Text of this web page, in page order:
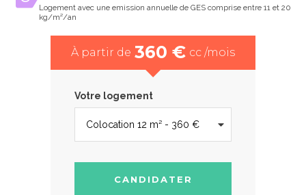
Logement avec une emission annuelle de GES comprise entre 11 et 20
kg/m²/an
À partir de 360 € cc /mois
Votre logement
CANDIDATER